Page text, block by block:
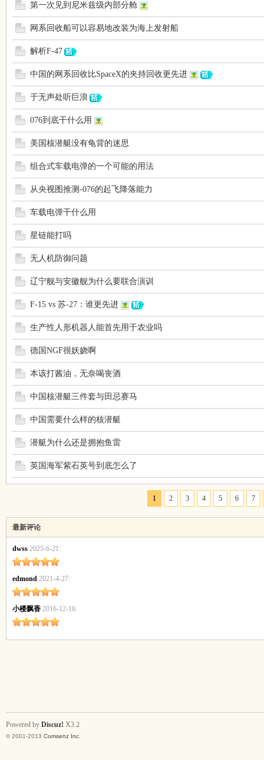
第一次见到尼米兹级内部分舱
网系回收船可以容易地改装为海上发射船
解析F-47
中国的网系回收比SpaceX的夹持回收更先进
于无声处听巨浪
076到底干什么用
美国核潜艇没有龟背的迷思
组合式车载电弹的一个可能的用法
从央视图推测-076的起飞降落能力
车载电弹干什么用
星链能打吗
无人机防御问题
辽宁舰与安徽舰为什么要联合演训
F-15 vs 苏-27：谁更先进
生产性人形机器人能首先用于农业吗
德国NGF很妖娆啊
本该打酱油，无奈喝丧酒
中国核潜艇三件套与田忌赛马
中国需要什么样的核潜艇
潜艇为什么还是拥抱鱼雷
英国海军紫石英号到底怎么了
1 2 3 4 5 6 7
最新评论
dwss 2025-6-21:
edmond 2021-4-27:
小楼飘香 2016-12-16:
Powered by Discuz! X3.2
© 2001-2013 Comsenz Inc.